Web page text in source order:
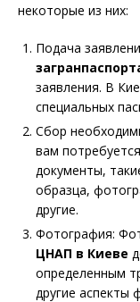
некоторые из них:
Подача
заявления. В
специальных
Сбор
вам
документы,
образца,
другие.
Фотография:
ЦНАП в Киеве
определенным
другие аспекты